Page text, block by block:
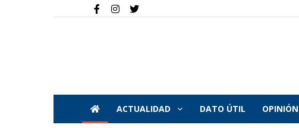
ACTUALIDAD DATO ÚTIL OPINIÓN